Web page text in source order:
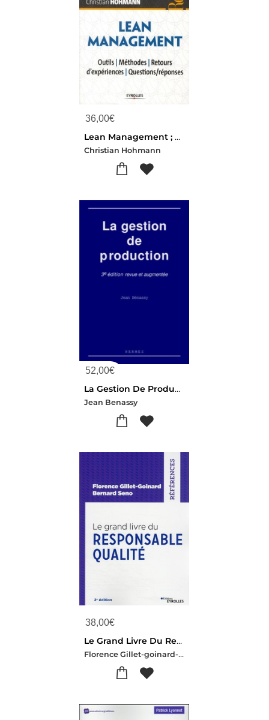
36,00€
Lean Management ; Outils, Methodes, Retours D'experiences, Questions/reponses
Christian Hohmann
52,00€
La Gestion De Production (3 Ed.)
Jean Benassy
38,00€
Le Grand Livre Du Responsable Qualite (2e Edition)
Florence Gillet-goinard-Bernard Seno